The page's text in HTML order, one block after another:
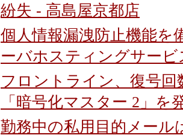
紛失 - 高島屋京都店
個人情報漏洩防止機能を
ーバホスティングサービ
フロントライン、復号回
「暗号化マスター 2」を
勤務中の私用目的メール